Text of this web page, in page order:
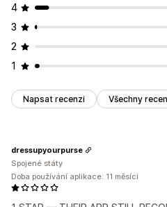
4
3
2
1
Napsat recenzi Všechny
dressupyourpurse
Spojené státy
Doba používání aplikace: 11 měsíci